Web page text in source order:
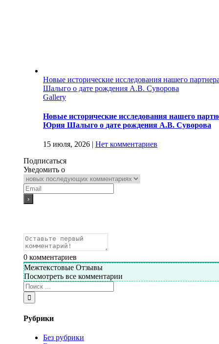
Новые исторические исследования нашего
Шалыго о дате рождения А.В. Суворова
Gallery
Новые исторические исследования нашего
Юрия Шалыго о дате рождения А.В. Суворова
15 июля, 2026 | Нет комментариев
Подписаться
Уведомить о
0 комментариев
Межтекстовые Отзывы
Посмотреть все комментарии
Рубрики
Без рубрики